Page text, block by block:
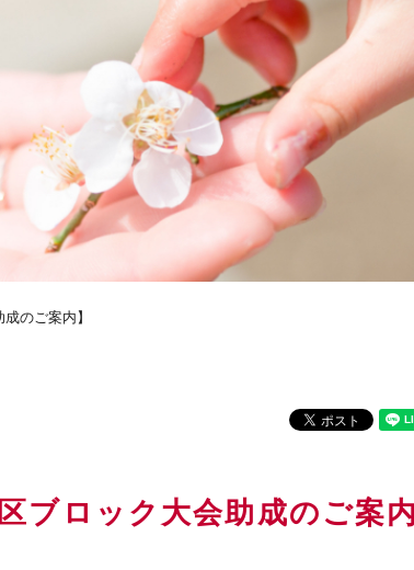
のご案内】
ブロック大会助成のご案